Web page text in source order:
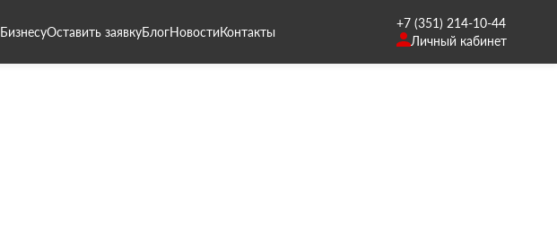
БизнесуОставить заявкуБлогНовостиКонтакты
+7 (351) 214-10-44
Личный кабинет